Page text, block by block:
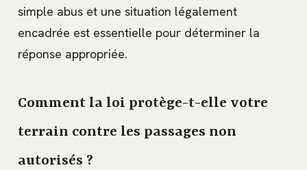
simple abus et une situation légalement
encadrée est essentielle pour déterminer la
réponse appropriée.
Comment la loi protège-t-elle votre
terrain contre les passages non
autorisés ?